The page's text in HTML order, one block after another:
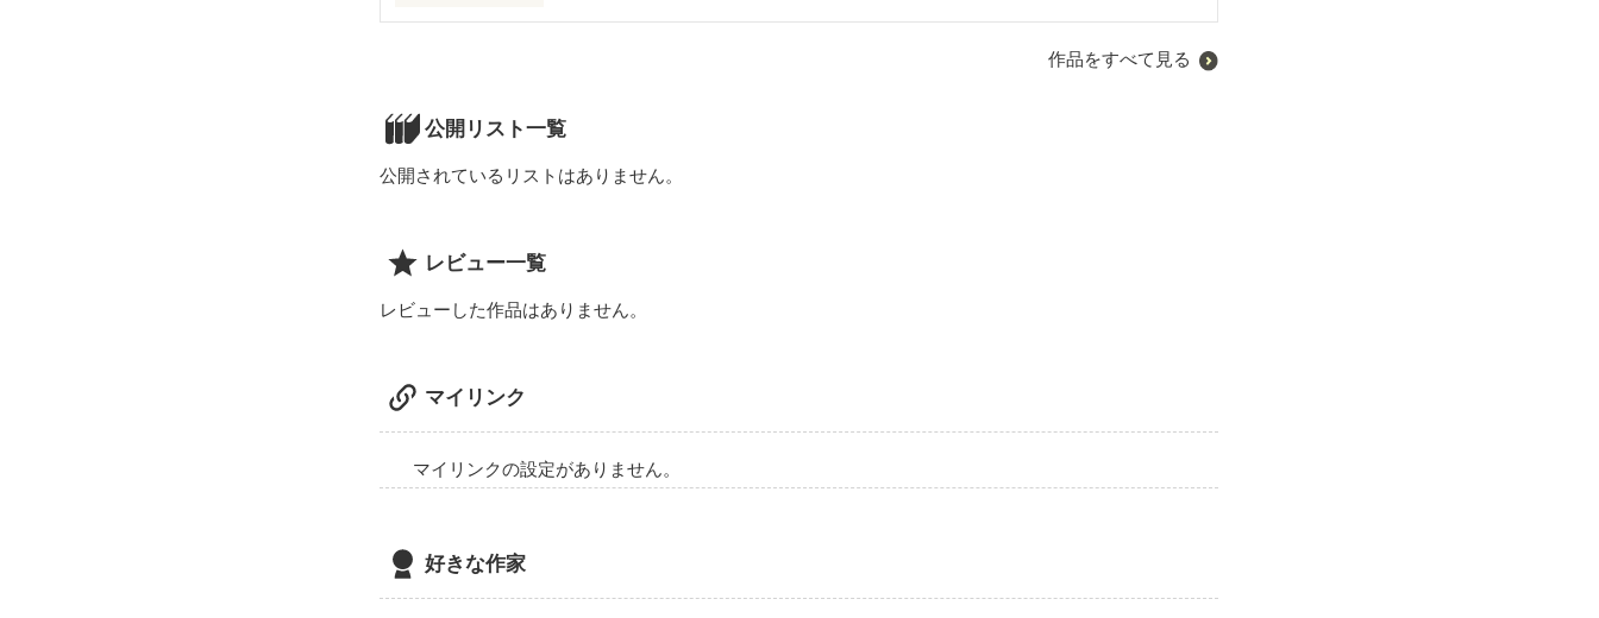
作品をすべて見る
公開リスト一覧
公開されているリストはありません。
レビュー一覧
レビューした作品はありません。
マイリンク
マイリンクの設定がありません。
好きな作家